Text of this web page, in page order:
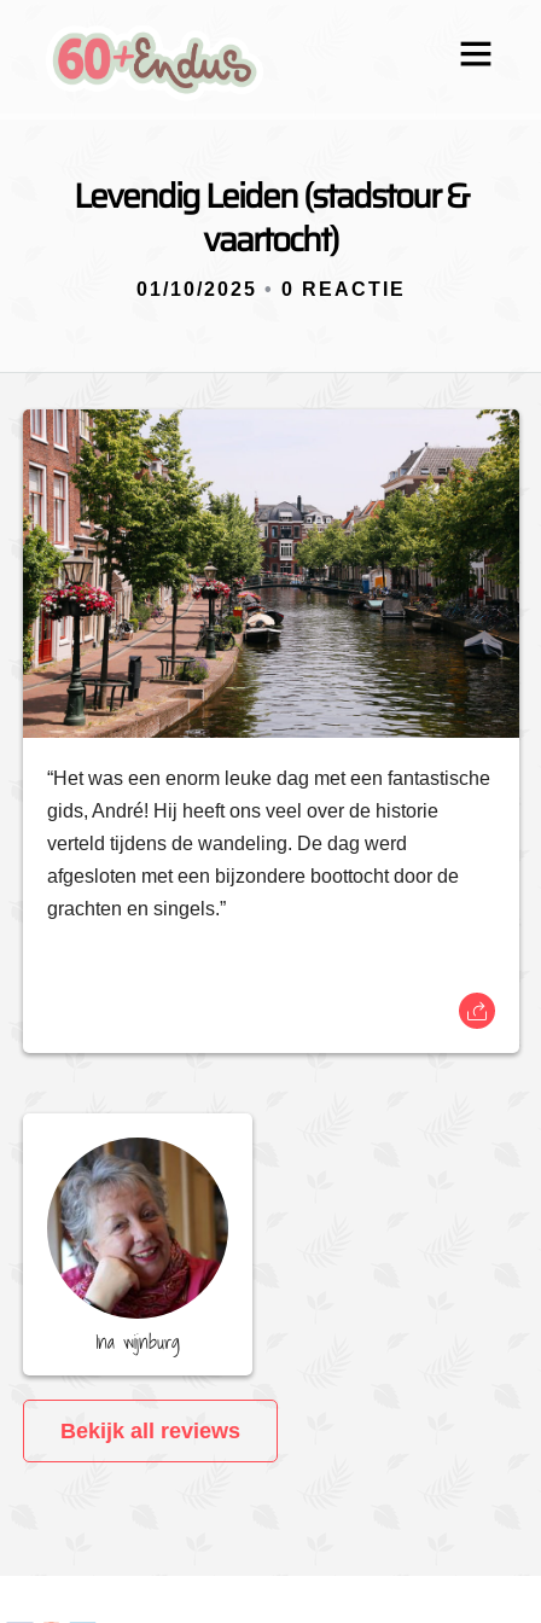
Levendig Leiden (stadstour &
vaartocht)
01/10/2025 • 0 REACTIE
“Het was een enorm leuke dag met een fantastische
gids, André! Hij heeft ons veel over de historie
verteld tijdens de wandeling. De dag werd
afgesloten met een bijzondere boottocht door de
grachten en singels.”
Ina wijnburg
Bekijk all reviews